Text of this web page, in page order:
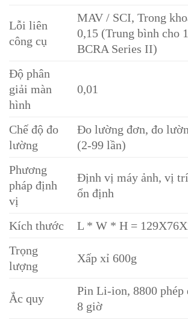
Lỗi liên
công cụ
MAV / SCI, Trong
0,15 (Trung bình cho
BCRA Series II)
Độ phân
giải màn
hình
0,01
Chế độ đo
lường
Đo lường đơn, đo
(2-99 lần)
Phương
pháp định
vị
Định vị máy ảnh, vị trí
ổn định
Kích thước
L * W * H =
Trọng
lượng
Xấp xỉ 600g
Ắc quy
Pin Li-ion, 8800 phép
8 giờ